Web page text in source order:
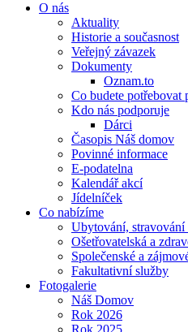
O nás
Aktuality
Historie a současnost
Veřejný závazek
Dokumenty
Oznam.to
Co budete potřebovat
Kdo nás podporuje
Dárci
Časopis Náš domov
Povinné informace
E-podatelna
Kalendář akcí
Jídelníček
Co nabízíme
Ubytování, stravování
Ošetřovatelská a
Společenské a
Fakultativní služby
Fotogalerie
Náš Domov
Rok 2026
Rok 2025